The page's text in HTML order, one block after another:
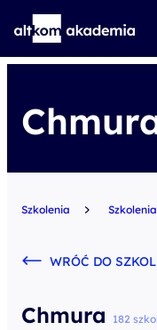
Szkolenia
WRÓĆ DO
Chmura 182